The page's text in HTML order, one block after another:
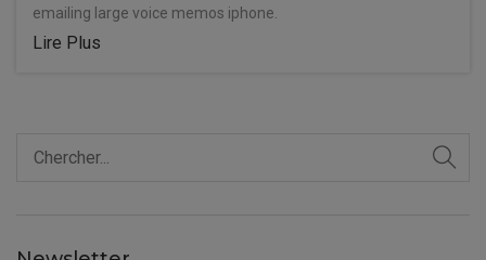
emailing large voice memos iphone.
Lire Plus